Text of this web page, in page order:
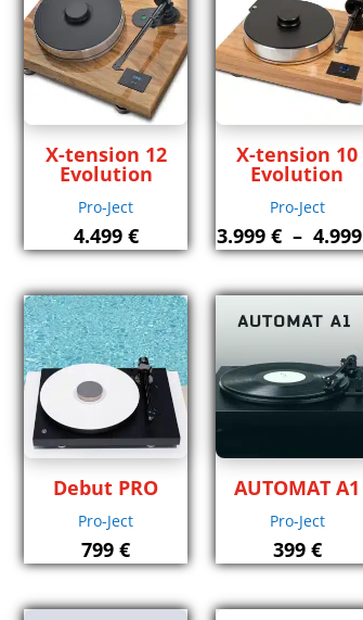
X-tension 12
Evolution
Pro-Ject
4.499 €
X-tension 10
Evolution
Pro-Ject
3.999 € – 4.999
Debut PRO
Pro-Ject
799€
AUTOMAT A1
Pro-Ject
399 €